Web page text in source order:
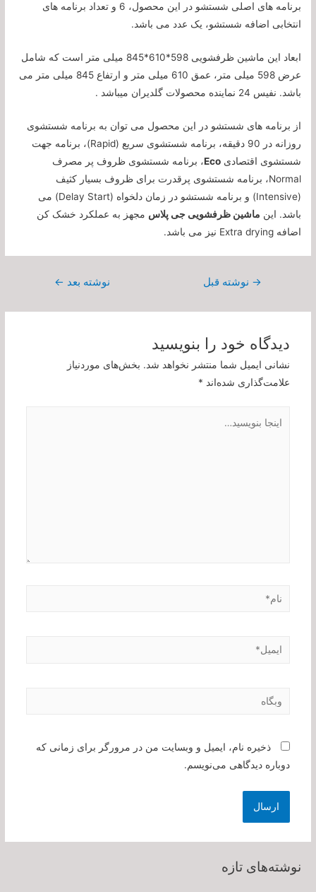
برنامه های اصلی شستشو در این محصول، 6 و تعداد برنامه های
انتخابی اضافه شستشو، یک عدد می باشد.
ابعاد این ماشین ظرفشویی 598*610*845 میلی متر است که شامل
عرض 598 میلی متر، عمق 610 میلی متر و ارتفاع 845 میلی متر می
باشد. نفیس 24 نماینده محصولات گلدیران میباشد .
از برنامه های شستشو در این محصول می توان به برنامه شستشوی
روزانه در 90 دقیقه، برنامه شستشوی سریع (Rapid)، برنامه جهت
شستشوی اقتصادیEco، برنامه شستشوی ظروف پر مصرف
Normal، برنامه شستشوی پرقدرت برای ظروف بسیار کثیف
(Intensive) و برنامه شستشو در زمان دلخواه (Delay Start) می
باشد. این ماشین ظرفشویی جی پلاس مجهز به عملکرد خشک کن
اضافه Extra drying نیز می باشد.
راهبری
→ نوشته قبل نوشته بعد ←
دیدگاه‌ خود را بنویسید
نشانی ایمیل شما منتشر نخواهد شد. بخش‌های موردنیاز
علامت‌گذاری شده‌اند *
بنویسید…
نام*
ایمیل*
وبگاه
ذخیره نام، ایمیل و وبسایت من در مرورگر برای زمانی که
دوباره دیدگاهی می‌نویسم.
نوشته‌های تازه